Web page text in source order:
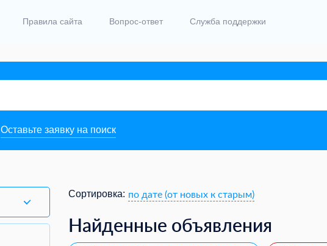
Правила сайта Вопрос-ответ Служба поддержки
Оставьте заявку на поиск
Сортировка: по дате (от новых к старым)
Найденные объявления